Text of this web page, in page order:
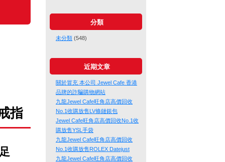
指
分類
未分類 (548)
近期文章
關於冒充 本公司 Jewel Cafe 香港
品牌的詐騙購物網站
九龍Jewel Cafe旺角店高價回收
No.1收購放售LV條鏈銀包
Jewel Cafe旺角店高價回收No.1收
購放售YSL手袋
九龍Jewel Cafe旺角店高價回收
No.1收購放售ROLEX Datejust
九龍Jewel Cafe旺角店高價回收